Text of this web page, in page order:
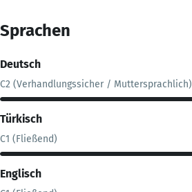
Sprachen
Deutsch
C2 (Verhandlungssicher / Muttersprachlich)
Türkisch
C1 (Fließend)
Englisch